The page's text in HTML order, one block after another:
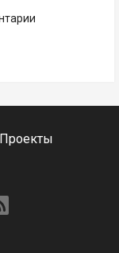
Проекты